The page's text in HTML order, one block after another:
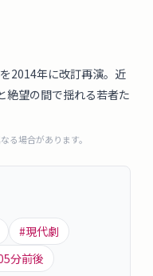
2014年に改訂再演。近
絶望の間で揺れる若者た
る場合があります。
#現代劇
分前後